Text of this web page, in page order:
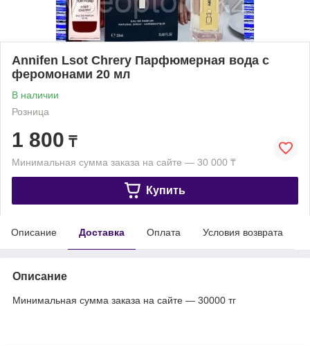
Annifen Lsot Chrery Парфюмерная вода с
феромонами 20 мл
В наличии
Розница
1 800 ₸
Минимальная сумма заказа на сайте — 30 000 ₸
Купить
Описание Доставка Оплата Условия возврата
Описание
Минимальная сумма заказа на сайте — 30000 тг